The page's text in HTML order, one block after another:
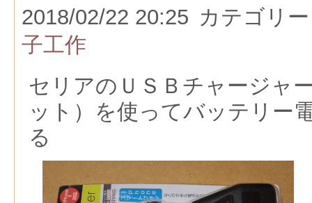
2018/02/22 20:25 カテゴリ
子工作
セリアのＵＳＢチャージャ
ット）を使ってバッテリー
る